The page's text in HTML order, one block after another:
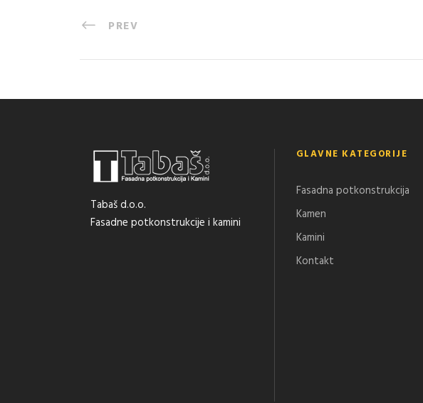
PREV
Tabaš d.o.o.
Fasadne potkonstrukcije i kamini
GLAVNE KATEGORIJE
Fasadna potkonstrukcija
Kamen
Kamini
Kontakt